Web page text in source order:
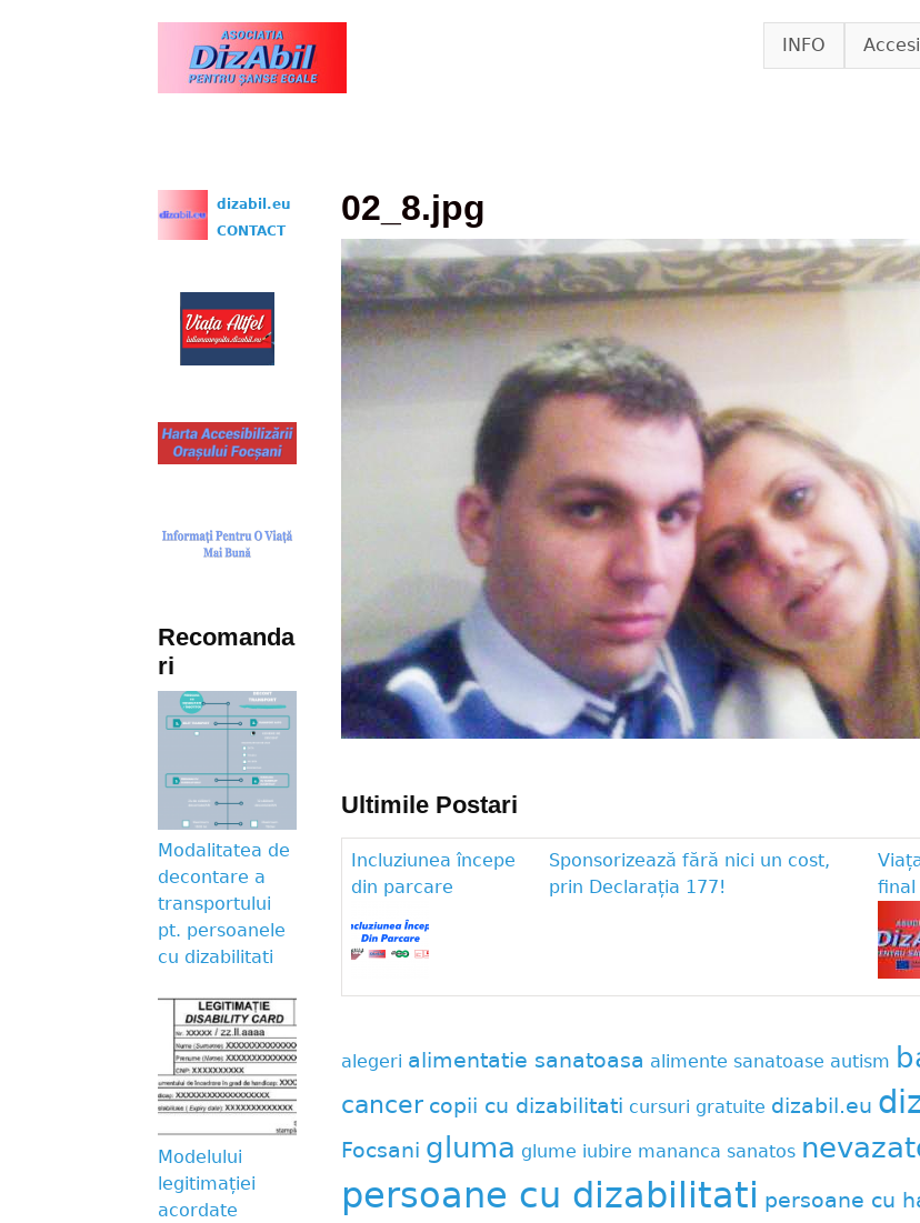
Skip to main content
www.dizabil.eu INFO
02_8.jpg
Ultimile Postari
Incluziunea începe
din parcare
Sponsorizează fără nici un cost,
prin Declarația 177!
final
alegeri alimentatie sanatoasa alimente sanatoase autism
cancer copii cu dizabilitati cursuri gratuite dizabil.eu
Focsani gluma glume iubire mananca sanatos
persoane cu dizabilitati persoane cu
dizabil.eu
CONTACT
Recomanda
ri
Modalitatea de
decontare a
transportului
pt. persoanele
cu dizabilitati
Modelului
legitimației
acordate